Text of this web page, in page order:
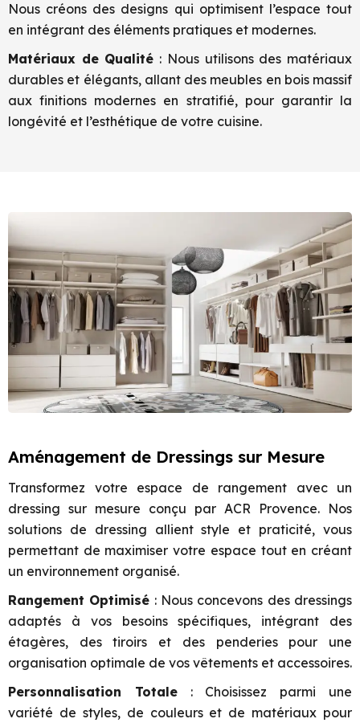
Nous créons des designs qui optimisent l’espace tout
en intégrant des éléments pratiques et modernes.
Matériaux de Qualité : Nous utilisons des matériaux
durables et élégants, allant des meubles en bois massif
aux finitions modernes en stratifié, pour garantir la
longévité et l’esthétique de votre cuisine.
Aménagement de Dressings sur Mesure
Transformez votre espace de rangement avec un
dressing sur mesure conçu par ACR Provence. Nos
solutions de dressing allient style et praticité, vous
permettant de maximiser votre espace tout en créant
un environnement organisé.
Rangement Optimisé : Nous concevons des dressings
adaptés à vos besoins spécifiques, intégrant des
étagères, des tiroirs et des penderies pour une
organisation optimale de vos vêtements et accessoires.
Personnalisation Totale: Choisissez parmi une
variété de styles, de couleurs et de matériaux pour